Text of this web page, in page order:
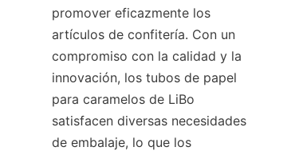
promover eficazmente los
artículos de confitería. Con un
compromiso con la calidad y la
innovación, los tubos de papel
para caramelos de LiBo
satisfacen diversas necesidades
de embalaje, lo que los